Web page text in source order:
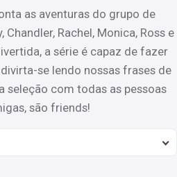
as aventuras do grupo de
Rachel, Monica, Ross e
a série é capaz de fazer
se lendo nossas frases de
seleção com todas as pessoas
são friends!